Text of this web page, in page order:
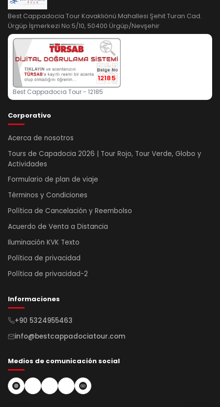
Best Cappadocia Tour Kavaklıönü Mahallesi Şehit Turan Cad.
Ürgüp İşmerkezi No:5/10, 50400 Ürgüp/Nevşehir
12185
Best Cappadocia Tour - 12185
Corporativo
Acerca de nosotros
Tours de Capadocia 2026 | Tour Rojo, Tour Verde, Globo y
Actividades
Formulario de plan de viaje
Términos y Condiciones
Política de Cancelación y Reembolso
Acuerdo de Venta a Distancia
Iluminación KVK Texto
Política de privacidad
Política de privacidad-2
Informaciones
+90 5324955463
info@bestcappadociatour.com
Medios de comunicación social